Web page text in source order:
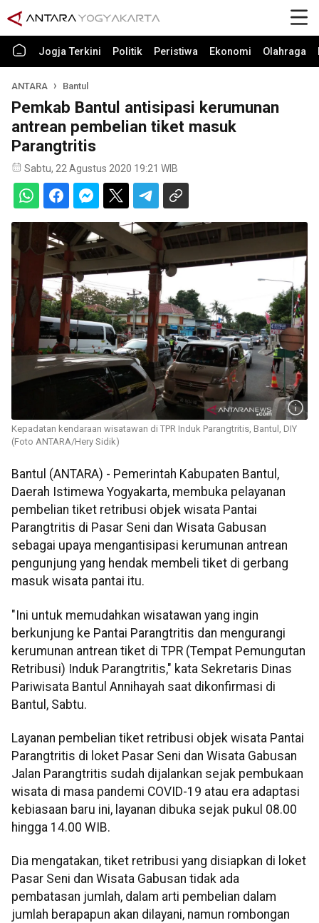
Jogja Terkini Politik Peristiwa Ekonomi Olahraga
ANTARA Bantul
Pemkab Bantul antisipasi kerumunan
antrean pembelian tiket masuk
Parangtritis
Sabtu, 22 Agustus 2020 19:21 WIB
Kepadatan kendaraan wisatawan di TPR Induk Parangtritis, Bantul, DIY
(Foto ANTARA/Hery Sidik)
Bantul (ANTARA) - Pemerintah Kabupaten Bantul,
Daerah Istimewa Yogyakarta, membuka pelayanan
pembelian tiket retribusi objek wisata Pantai
Parangtritis di Pasar Seni dan Wisata Gabusan
sebagai upaya mengantisipasi kerumunan antrean
pengunjung yang hendak membeli tiket di gerbang
masuk wisata pantai itu.
"Ini untuk memudahkan wisatawan yang ingin
berkunjung ke Pantai Parangtritis dan mengurangi
kerumunan antrean tiket di TPR (Tempat Pemungutan
Retribusi) Induk Parangtritis," kata Sekretaris Dinas
Pariwisata Bantul Annihayah saat dikonfirmasi di
Bantul, Sabtu.
Layanan pembelian tiket retribusi objek wisata Pantai
Parangtritis di loket Pasar Seni dan Wisata Gabusan
Jalan Parangtritis sudah dijalankan sejak pembukaan
wisata di masa pandemi COVID-19 atau era adaptasi
kebiasaan baru ini, layanan dibuka sejak pukul 08.00
hingga 14.00 WIB.
Dia mengatakan, tiket retribusi yang disiapkan di loket
Pasar Seni dan Wisata Gabusan tidak ada
pembatasan jumlah, dalam arti pembelian dalam
jumlah berapapun akan dilayani, namun rombongan